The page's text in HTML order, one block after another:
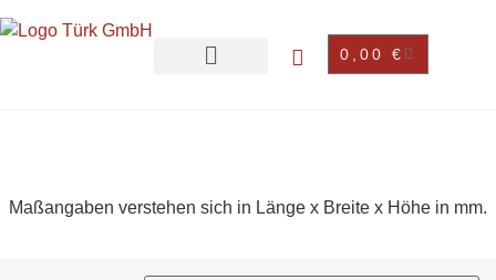
0,00 €
Maßangaben verstehen sich in Länge x Breite x Höhe in mm.